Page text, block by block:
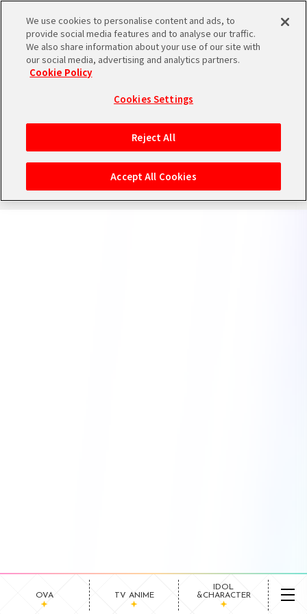
OVA TV ANIME
IDOL
&CHARACTER
バンダイナムコエンターテインメント公式サイト
保護者の方へウェブアクセシビリティ方針
We use cookies to personalise content and ads, to
provide social media features and to analyse our traffic.
We also share information about your use of our site with
our social media, advertising and analytics partners.
Cookie Policy
Cookies Settings
Reject All
Accept All Cookies